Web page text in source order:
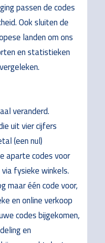
passen de codes
Ook sluiten de
landen om ons
en statistieken
veranderd.
uit vier cijfers
(een nul)
aparte codes voor
fysieke winkels.
maar één code voor,
en online verkoop
codes bijgekomen,
en